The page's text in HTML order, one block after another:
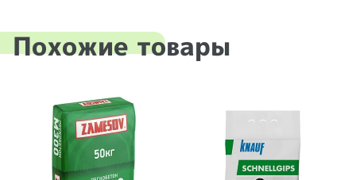
Похожие товары